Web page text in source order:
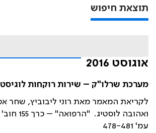
תוצאת חיפוש
אוגוסט 2016
מערכת שרלו"ק – שירות רוקחות
לקריאת המאמר מאת רוני ליבוביץ, שחר
ואהובה לוסטיג. "הרפואה" – כרך 155 חוב' 8, אוגוסט 2016
עמ' 478-481